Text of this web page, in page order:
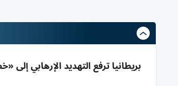
بريطانيا ترفع التهديد الإرهابي